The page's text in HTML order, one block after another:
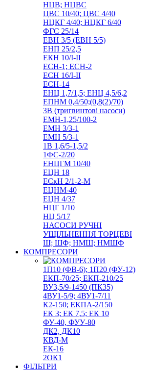
НЦВ; НЦВС
ЦВС 10/40; ЦВС 4/40
НЦКГ 4/40; НЦКГ 6/40
ФГС 25/14
ЕВН 3/5 (ЕВН 5/5)
ЕНП 25/2,5
ЕКН 10/I-II
ЕСН-1; ЕСН-2
ЕСН 16/I-II
ЕСН-14
ЕНЦ 1,7/1,5; ЕНЦ 4,5/6,2
ЕПНМ 0,4/50;(0,8(2)/70)
3В (тригвинтові насоси)
ЕМН-1,25/100-2
ЕМН 3/3-1
ЕМН 5/3-1
1В 1,6/5-1,5/2
1ФС-2/20
ЕНЦГМ 10/40
ЕЦН 18
ЕСкН 2/1-2-М
ЕЦНМ-40
ЕЦН 4/37
НЦГ 1/10
НЦ 5/17
НАСОСИ РУЧНІ
УЩІЛЬНЕННЯ ТОРЦЕВІ
Ш; ШФ; НМШ; НМШФ
КОМПРЕСОРИ
1П10 (ФВ-6); 1П20 (ФУ-12)
ЕКП-70/25; ЕКП-210/25
ВУ3,5/9-1450 (ПК35)
4ВУ1-5/9; 4ВУ1-7/11
К2-150; ЕКПА-2/150
ЕК 3; ЕК 7,5; ЕК 10
ФУ-40, ФУУ-80
ДК2, ДК10
КВД-М
ЕК-16
2ОК1
ФІЛЬТРИ